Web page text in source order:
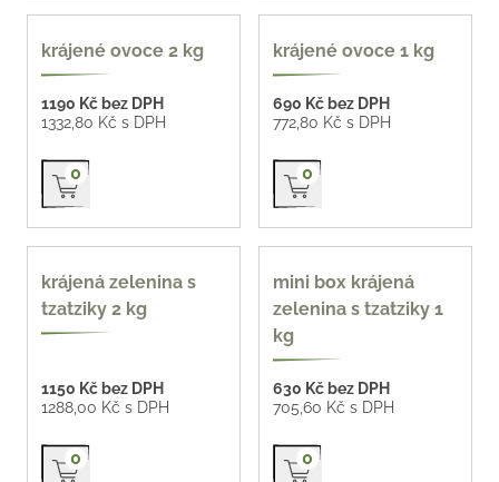
oblíbené
krájené ovoce 2 kg
1190 Kč bez DPH
1332,80 Kč s DPH
Přidat do košíku
0
krájené ovoce 1 kg
690 Kč bez DPH
772,80 Kč s DPH
Přidat do košíku
0
krájená zelenina s
tzatziky 2 kg
1150 Kč bez DPH
1288,00 Kč s DPH
Přidat do košíku
0
mini box krájená
zelenina s tzatziky 1
kg
630 Kč bez DPH
705,60 Kč s DPH
Přidat do košíku
0